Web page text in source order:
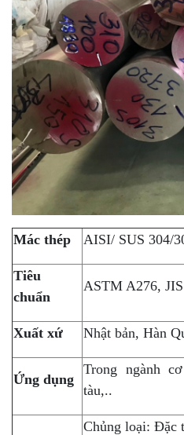
Mác thép AISI/ SUS 304/
Tiêu
chuẩn
ASTM A276,
Xuất xứ Nhật bản, Hàn
Ứng dụng
Trong ngành
tàu,..
Chủng loại: Đặc